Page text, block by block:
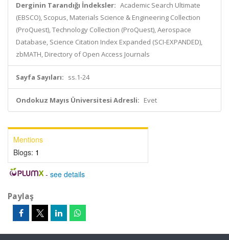
Derginin Tarandığı İndeksler: Academic Search Ultimate
(EBSCO), Scopus, Materials Science & Engineering Collection
(ProQuest), Technology Collection (ProQuest), Aerospace
Database, Science Citation Index Expanded (SCI-EXPANDED),
zbMATH, Directory of Open Access Journals
Sayfa Sayıları: ss.1-24
Ondokuz Mayıs Üniversitesi Adresli: Evet
Mentions
Blogs: 1
- see details
Paylaş